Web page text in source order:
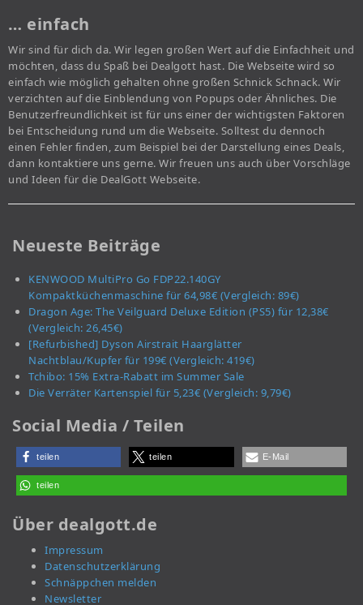
… einfach
Wir sind für dich da. Wir legen großen Wert auf die Einfachheit und
möchten, dass du Spaß bei Dealgott hast. Die Webseite wird so
einfach wie möglich gehalten ohne großen Schnick Schnack. Wir
verzichten auf die Einblendung von Popups oder Ähnliches. Die
Benutzerfreundlichkeit ist für uns einer der wichtigsten Faktoren
bei Entscheidung rund um die Webseite. Solltest du dennoch
einen Fehler finden, zum Beispiel bei der Darstellung eines Deals,
dann kontaktiere uns gerne. Wir freuen uns auch über Vorschläge
und Ideen für die DealGott Webseite.
Neueste Beiträge
KENWOOD MultiPro Go FDP22.140GY
Kompaktküchenmaschine für 64,98€ (Vergleich: 89€)
Dragon Age: The Veilguard Deluxe Edition (PS5) für 12,38€
(Vergleich: 26,45€)
[Refurbished] Dyson Airstrait Haarglätter
Nachtblau/Kupfer für 199€ (Vergleich: 419€)
Tchibo: 15% Extra-Rabatt im Summer Sale
Die Verräter Kartenspiel für 5,23€ (Vergleich: 9,79€)
Social Media / Teilen
teilen teilen E-Mail
teilen
Über dealgott.de
Impressum
Datenschutzerklärung
Schnäppchen melden
Newsletter